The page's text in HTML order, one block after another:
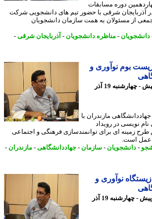
دوره مسابقات
شرقی با حضور تیم های دانشجویی شرکت
از مسئولان به همت سازمان دانشجویان
-مناظره دانشجویان-آذربایجان شرقی-
بوم نوآوری و
8 ماه پیش - چهارشنبه 19 آذر
مازندران با
در رویداد
ای برای توانمندسازی فرهنگی و اجتماعی
است.
دانشجویان-سازمان -جهاددانشگاهی-مازندران-
نوآوری و
8 ماه پیش - چهارشنبه 19 آذر